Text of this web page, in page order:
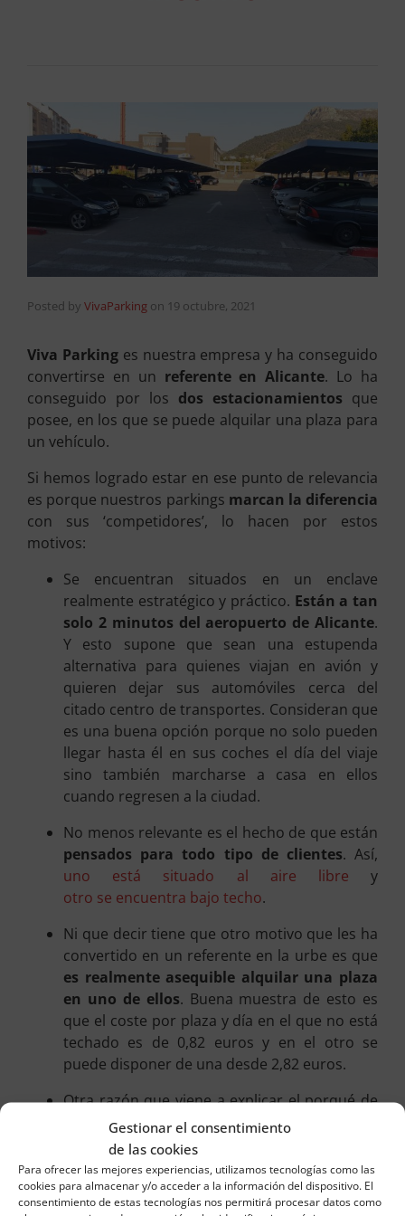
Gestionar el consentimiento
de las cookies
Para ofrecer las mejores experiencias, utilizamos tecnologías como las
cookies para almacenar y/o acceder a la información del dispositivo. El
consentimiento de estas tecnologías nos permitirá procesar datos como
Posted by VivaParking on 19 octubre, 2021
Viva Parkinges nuestra empresa y ha conseguido
convertirse en un referente en Alicante. Lo ha
conseguido por los dos estacionamientos que
posee, en los que se puede alquilar una plaza para
un vehículo.
Si hemos logrado estar en ese punto de relevancia
es porque nuestros parkings marcan la diferencia
con sus ‘competidores’, lo hacen por estos
motivos:
Se encuentran situados en un enclave
realmente estratégico y práctico. Están a tan
solo 2 minutos del aeropuerto de Alicante.
Y esto supone que sean una estupenda
alternativa para quienes viajan en avión y
quieren dejar sus automóviles cerca del
citado centro de transportes. Consideran que
es una buena opción porque no solo pueden
llegar hasta él en sus coches el día del viaje
sino también marcharse a casa en ellos
cuando regresen a la ciudad.
No menos relevante es el hecho de que están
pensados para todo tipo de clientes. Así,
uno está situado al aire libre y
otro se encuentra bajo techo.
Ni que decir tiene que otro motivo que les ha
convertido en un referente en la urbe es que
es realmente asequible alquilar una plaza
en uno de ellos. Buena muestra de esto es
que el coste por plaza y día en el que no está
techado es de 0,82 euros y en el otro se
puede disponer de una desde 2,82 euros.
Otra razón que viene a explicar el porqué de
su sitio es quese encuentran en
inmejorables condiciones y están
debidamente protegidos. De esta manera,
cualquier cliente puede dejar su automóvil
teniendo la seguridad de que va a estar a